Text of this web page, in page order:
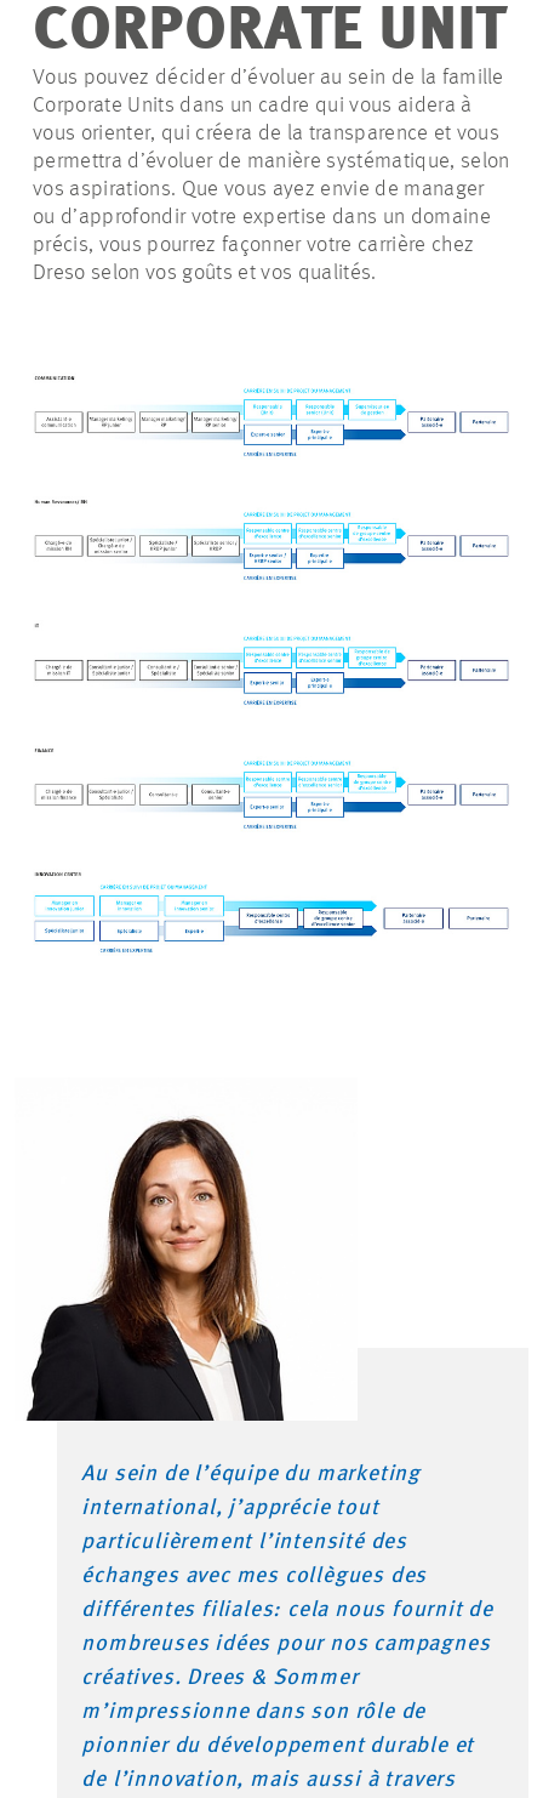
CORPORATE UNIT
Vous pouvez décider d’évoluer au sein de la famille
Corporate Units dans un cadre qui vous aidera à
vous orienter, qui créera de la transparence et vous
permettra d’évoluer de manière systématique, selon
vos aspirations. Que vous ayez envie de manager
ou d’approfondir votre expertise dans un domaine
précis, vous pourrez façonner votre carrière chez
Dreso selon vos goûts et vos qualités.
Au sein de l’équipe du marketing
international, j’apprécie tout
particulièrement l’intensité des
échanges avec mes collègues des
différentes filiales: cela nous fournit de
nombreuses idées pour nos campagnes
créatives. Drees & Sommer
m’impressionne dans son rôle de
pionnier du développement durable et
de l’innovation, mais aussi à travers